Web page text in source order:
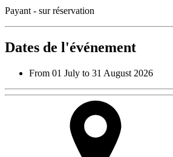
Payant - sur réservation
Dates de l'événement
From 01 July to 31 August 2026